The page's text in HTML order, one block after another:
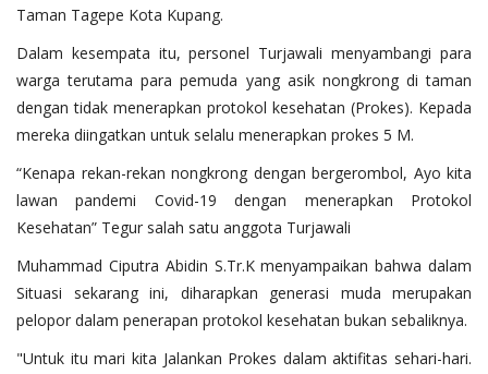
Taman Tagepe Kota Kupang.
Dalam kesempata itu, personel Turjawali menyambangi para
warga terutama para pemuda yang asik nongkrong di taman
dengan tidak menerapkan protokol kesehatan (Prokes). Kepada
mereka diingatkan untuk selalu menerapkan prokes 5 M.
“Kenapa rekan-rekan nongkrong dengan bergerombol, Ayo kita
lawan pandemi Covid-19 dengan menerapkan Protokol
Kesehatan” Tegur salah satu anggota Turjawali
Muhammad Ciputra Abidin S.Tr.K menyampaikan bahwa dalam
Situasi sekarang ini, diharapkan generasi muda merupakan
pelopor dalam penerapan protokol kesehatan bukan sebaliknya.
"Untuk itu mari kita Jalankan Prokes dalam aktifitas sehari-hari.